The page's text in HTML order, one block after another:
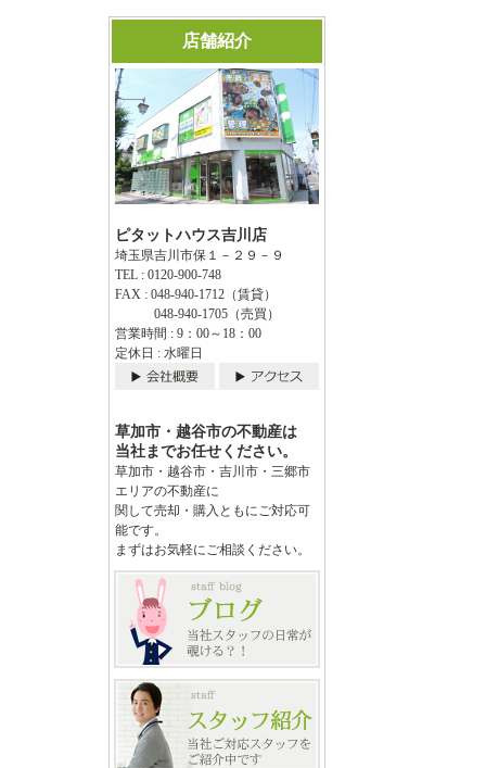
店舗紹介
ピタットハウス吉川店
埼玉県吉川市保１－２９－９
TEL : 0120-900-748
FAX : 048-940-1712（賃貸）
048-940-1705（売買）
営業時間 : 9：00～18：00
定休日 : 水曜日
草加市・越谷市の不動産は
当社までお任せください。
草加市・越谷市・吉川市・三郷市
エリアの不動産に
関して売却・購入ともにご対応可
能です。
まずはお気軽にご相談ください。